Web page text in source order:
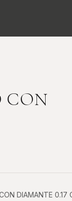
CON
DIAMANTE 0.17